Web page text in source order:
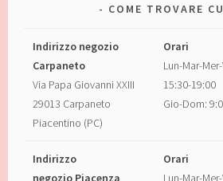
COME TROVARE
Indirizzo negozio
Carpaneto
Via Papa Giovanni XXIII
29013 Carpaneto
Piacentino (PC)
Orari
Lun-Mar-
15:30-19:00
Gio-Dom:
Indirizzo
negozio Piacenza
Orari
Lun-Mar-